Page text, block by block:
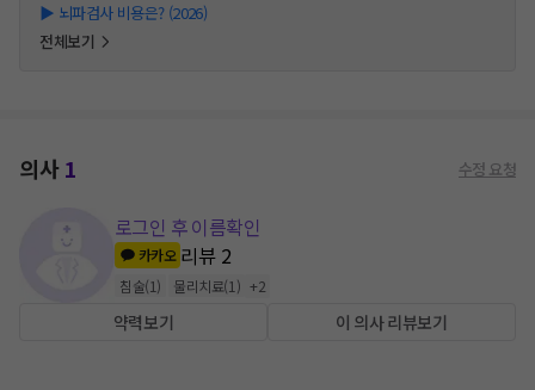
▶ 뇌파검사 비용은? (2026)
전체보기
의사1 수정 요청
로그인 후 이름확인
카카오 리뷰 2
침술(1) 물리치료(1 ) +2
약력보기 이 의사 리뷰보기